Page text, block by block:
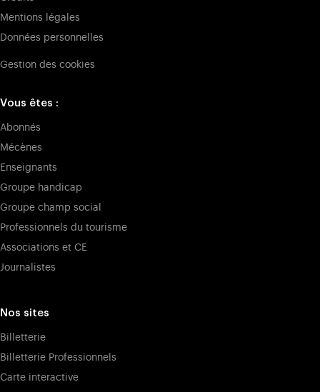
Mentions légales
Données personnelles
Gestion des cookies
Vous êtes :
Abonnés
Mécènes
Enseignants
Groupe handicap
Groupe champ social
Professionnels du tourisme
Associations et CE
Journalistes
Nos sites
Billetterie
Billetterie Professionnels
Carte interactive